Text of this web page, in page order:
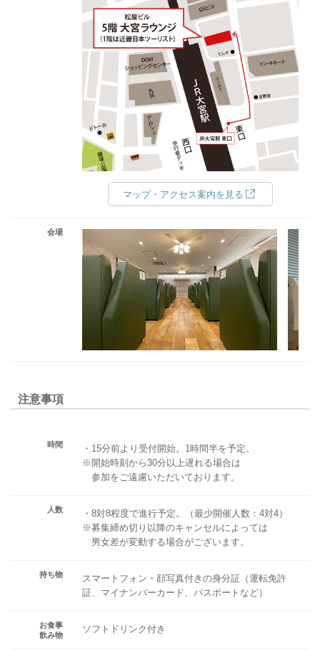
マップ・アクセス案内を見る
会場
注意事項
時間
・15分前より受付開始。1時間半を予定。
※開始時刻から30分以上遅れる場合は
参加をご遠慮いただいております。
人数
・8対8程度で進行予定。（最少開催人数：4対4）
※募集締め切り以降のキャンセルによっては
男女差が変動する場合がございます。
持ち物
スマートフォン・顔写真付きの身分証（運転免許
証、マイナンバーカード、パスポートなど）
お食事
飲み物
ソフトドリンク付き